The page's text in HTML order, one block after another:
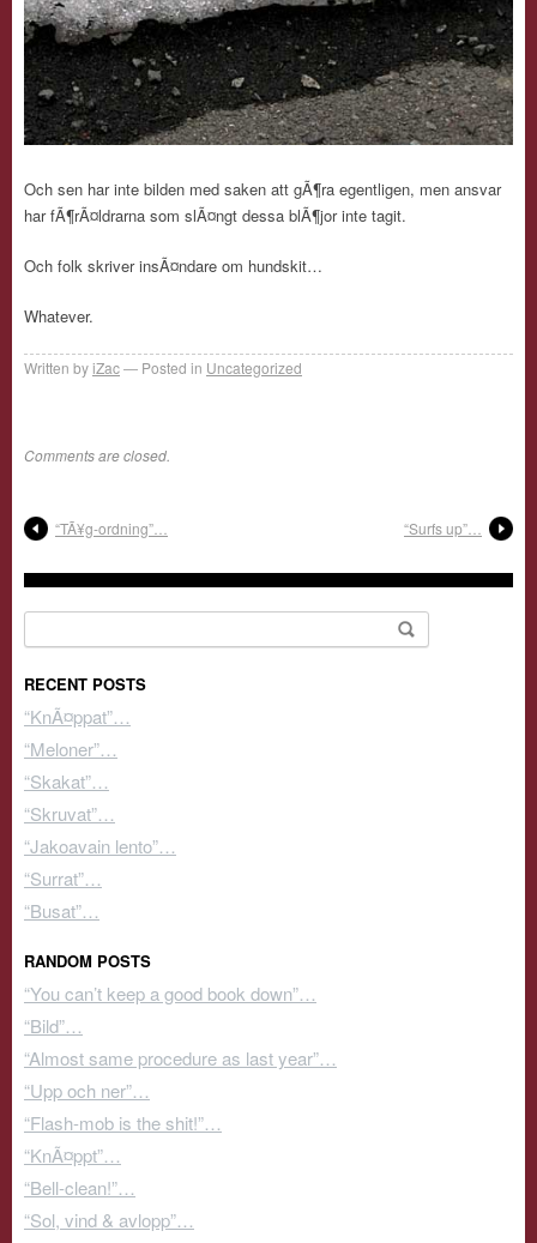
Och sen har inte bilden med saken att gÃ¶ra egentligen, men ansvar
har fÃ¶rÃ¤ldrarna som slÃ¤ngt dessa blÃ¶jor inte tagit.
Och folk skriver insÃ¤ndare om hundskit…
Whatever.
Written byiZac Posted in Uncategorized
Comments are closed.
“TÃ¥g-ordning”… “Surfs up”…
RECENT POSTS
“KnÃ¤ppat”…
“Meloner”…
“Skakat”…
“Skruvat”…
“Jakoavain lento”…
“Surrat”…
“Busat”…
RANDOM POSTS
“You can’t keep a good book down”…
“Bild”…
“Almost same procedure as last year”…
“Upp och ner”…
“Flash-mob is the shit!”…
“KnÃ¤ppt”…
“Bell-clean!”…
“Sol, vind & avlopp”…